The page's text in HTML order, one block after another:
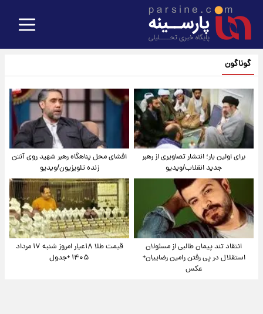
گوناگون
برای اولین بار؛ انتشار تصاویری از رهبر
جدید انقلاب/ویدیو
افشای محل پناهگاه‌ رهبر شهید روی آنتن
زنده تلویزیون/ویدیو
انتقاد تند پیمان طالبی از مسئولان
استقلال در پی رفتن رامین رضاییان+
عکس
قیمت طلا ۱۸عیار امروز شنبه ۱۷ مرداد
۱۴۰۵ +جدول